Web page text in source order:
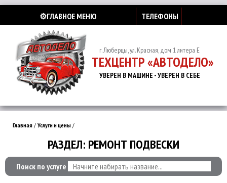
⚙️ГЛАВНОЕ МЕНЮ ТЕЛЕФОНЫ
г. Люберцы, ул. Красная, дом 1 литера Е
ТЕХЦЕНТР «АВТОДЕЛО»
УВЕРЕН В МАШИНЕ - УВЕРЕН В СЕБЕ
Главная / Услуги и цены /
РАЗДЕЛ: РЕМОНТ ПОДВЕСКИ
Поиск по услуге